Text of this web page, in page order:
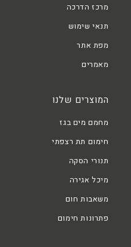
מרכז הדרכה
תנאי שימוש
מפת אתר
מאמרים
המוצרים שלנו
מחמם מים בגז
חימום תת רצפתי
תנורי הסקה
מיכל אגירה
משאבות חום
פתרונות חימום